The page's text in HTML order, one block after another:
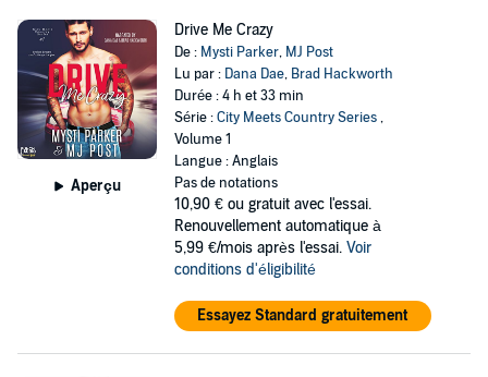
Aperçu
Drive Me Crazy
De : Mysti Parker, MJ Post
Lu par : Dana Dae, Brad Hackworth
Durée : 4 h et 33 min
Série :City Meets Country Series,
Volume 1
Langue : Anglais
Pas de notations
10,90 € ou gratuit avec l'essai.
Renouvellement automatique à
5,99 €/mois après l'essai. Voir
conditions d'éligibilité
Essayez Standard gratuitement